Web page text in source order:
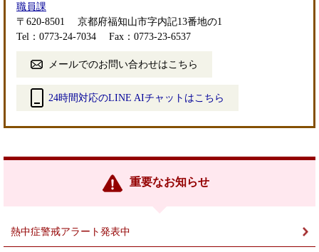
職員課
〒620-8501
京都府福知山市字内記13番地の1
Tel：0773-24-7034
Fax：0773-23-6537
メールでのお問い合わせはこちら
24時間対応のLINE AIチャットはこちら
リ
重要なお知らせ
熱中症警戒アラート発表中